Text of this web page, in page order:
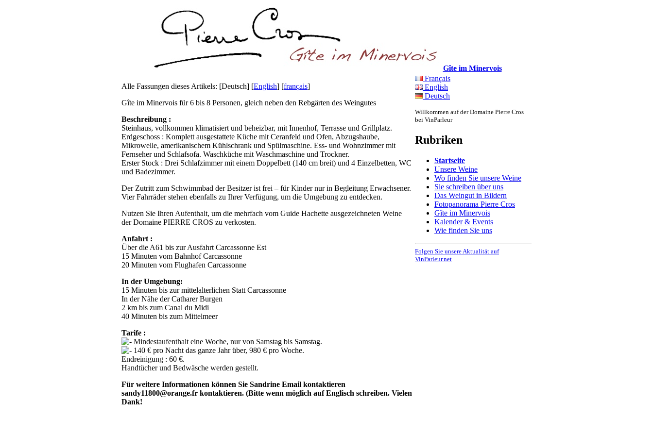
Gîte im Minervois
Alle Fassungen dieses Artikels: [Deutsch] [English] [français]
Gîte im Minervois für 6 bis 8 Personen, gleich neben den Rebgärten des Weingutes
Beschreibung :
Steinhaus, vollkommen klimatisiert und beheizbar, mit Innenhof, Terrasse und Grillplatz.
Erdgeschoss : Komplett ausgestattete Küche mit Ceranfeld und Ofen, Abzugshaube,
Mikrowelle, amerikanischem Kühlschrank und Spülmaschine. Ess- und Wohnzimmer mit
Fernseher und Schlafsofa. Waschküche mit Waschmaschine und Trockner.
Erster Stock : Drei Schlafzimmer mit einem Doppelbett (140 cm breit) und 4 Einzelbetten, WC
und Badezimmer.
Der Zutritt zum Schwimmbad der Besitzer ist frei – für Kinder nur in Begleitung Erwachsener.
Vier Fahrräder stehen ebenfalls zu Ihrer Verfügung, um die Umgebung zu entdecken.
Nutzen Sie Ihren Aufenthalt, um die mehrfach vom Guide Hachette ausgezeichneten Weine
der Domaine PIERRE CROS zu verkosten.
Anfahrt :
Über die A61 bis zur Ausfahrt Carcassonne Est
15 Minuten vom Bahnhof Carcassonne
20 Minuten vom Flughafen Carcassonne
In der Umgebung:
15 Minuten bis zur mittelalterlichen Statt Carcassonne
In der Nähe der Catharer Burgen
2 km bis zum Canal du Midi
40 Minuten bis zum Mittelmeer
Tarife :
Mindestaufenthalt eine Woche, nur von Samstag bis Samstag.
140 € pro Nacht das ganze Jahr über, 980 € pro Woche.
Endreinigung : 60 €.
Handtücher und Bedwäsche werden gestellt.
Für weitere Informationen können Sie Sandrine Email kontaktieren
sandy11800@orange.fr kontaktieren. (Bitte wenn möglich auf Englisch schreiben. Vielen
Dank!
Français
English
Deutsch
Willkommen auf der Domaine Pierre Cros
bei VinParleur
Rubriken
Startseite
Unsere Weine
Wo finden Sie unsere Weine
Sie schreiben über uns
Das Weingut in Bildern
Fotopanorama Pierre Cros
Gîte im Minervois
Kalender & Events
Wie finden Sie uns
Folgen Sie unsere Aktualität auf
VinParleur.net